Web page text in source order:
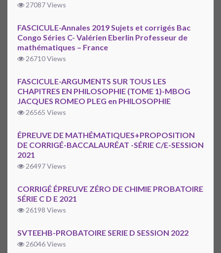
27087 Views
FASCICULE-Annales 2019 Sujets et corrigés Bac
Congo Séries C- Valérien Eberlin Professeur de
mathématiques – France
26710 Views
FASCICULE-ARGUMENTS SUR TOUS LES
CHAPITRES EN PHILOSOPHIE (TOME 1)-MBOG
JACQUES ROMEO PLEG en PHILOSOPHIE
26565 Views
ÉPREUVE DE MATHÉMATIQUES+PROPOSITION
DE CORRIGÉ-BACCALAURÉAT -SÉRIE C/E-SESSION
2021
26497 Views
CORRIGÉ ÉPREUVE ZÉRO DE CHIMIE PROBATOIRE
SÉRIE C D E 2021
26198 Views
SVTEEHB-PROBATOIRE SERIE D SESSION 2022
26046 Views